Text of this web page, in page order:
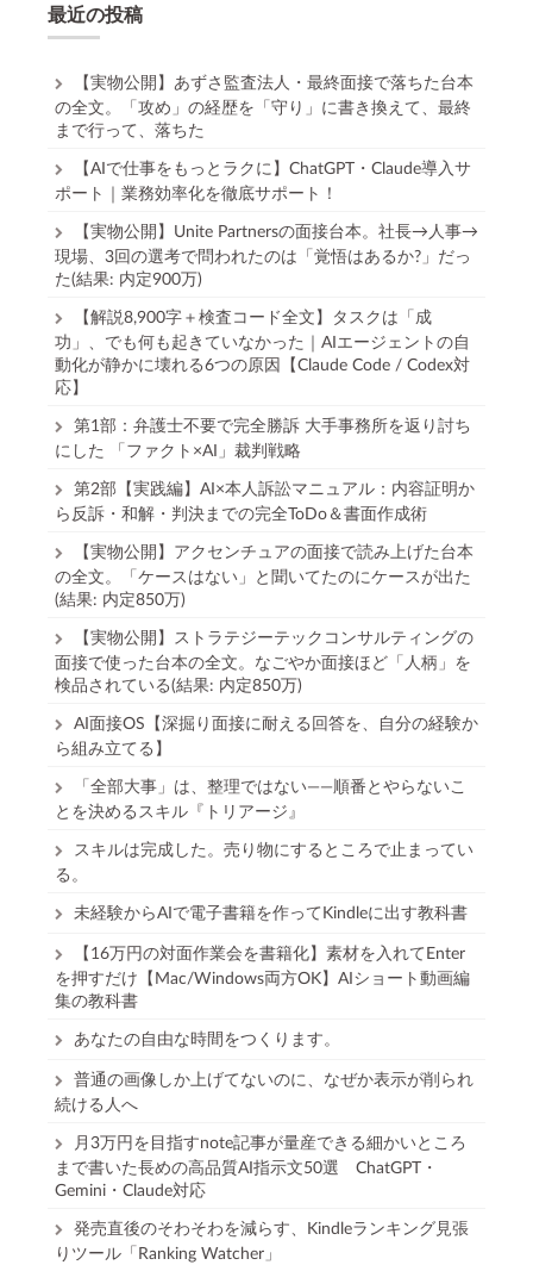
最近の投稿
【実物公開】あずさ監査法人・最終面接で落ちた台本
の全文。「攻め」の経歴を「守り」に書き換えて、最終
まで行って、落ちた
【AIで仕事をもっとラクに】ChatGPT・Claude導入サ
ポート｜業務効率化を徹底サポート！
【実物公開】Unite Partnersの面接台本。社長→人事→
現場、3回の選考で問われたのは「覚悟はあるか?」だっ
た(結果: 内定900万)
【解説8,900字＋検査コード全文】タスクは「成
功」、でも何も起きていなかった｜AIエージェントの自
動化が静かに壊れる6つの原因【Claude Code / Codex対
応】
第1部：弁護士不要で完全勝訴 大手事務所を返り討ち
にした 「ファクト×AI」裁判戦略
第2部【実践編】AI×本人訴訟マニュアル：内容証明か
ら反訴・和解・判決までの完全ToDo＆書面作成術
【実物公開】アクセンチュアの面接で読み上げた台本
の全文。「ケースはない」と聞いてたのにケースが出た
(結果: 内定850万)
【実物公開】ストラテジーテックコンサルティングの
面接で使った台本の全文。なごやか面接ほど「人柄」を
検品されている(結果: 内定850万)
AI面接OS【深掘り面接に耐える回答を、自分の経験か
ら組み立てる】
「全部大事」は、整理ではない——順番とやらないこ
とを決めるスキル『トリアージ』
スキルは完成した。売り物にするところで止まってい
る。
未経験からAIで電子書籍を作ってKindleに出す教科書
【16万円の対面作業会を書籍化】素材を入れてEnter
を押すだけ【Mac/Windows両方OK】AIショート動画編
集の教科書
あなたの自由な時間をつくります。
普通の画像しか上げてないのに、なぜか表示が削られ
続ける人へ
月3万円を目指すnote記事が量産できる細かいところ
まで書いた長めの高品質AI指示文50選 ChatGPT・
Gemini・Claude対応
発売直後のそわそわを減らす、Kindleランキング見張
りツール「Ranking Watcher」